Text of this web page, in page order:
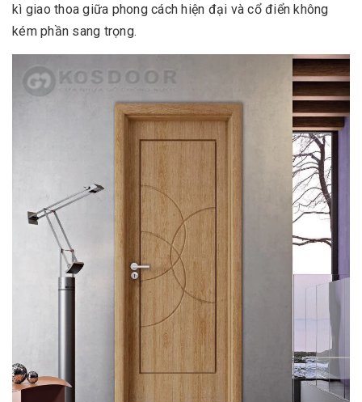
kì giao thoa giữa phong cách hiện đại và cổ điển không
kém phần sang trọng.